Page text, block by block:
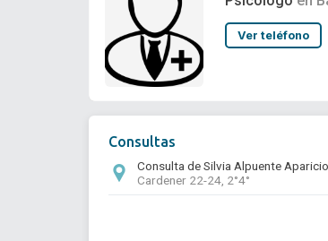
Ver teléfono
Consultas
Consulta de Silvia Alpuente Aparicio
Cardener 22-24, 2°4°